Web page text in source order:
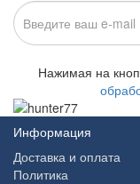
Нажимая на
Информация
Доставка и оплата
Политика